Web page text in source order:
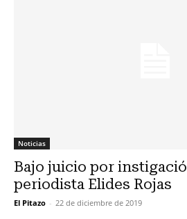
Noticias
Bajo juicio por
periodista Elides Rojas
El Pitazo - 22 de diciembre de 2019